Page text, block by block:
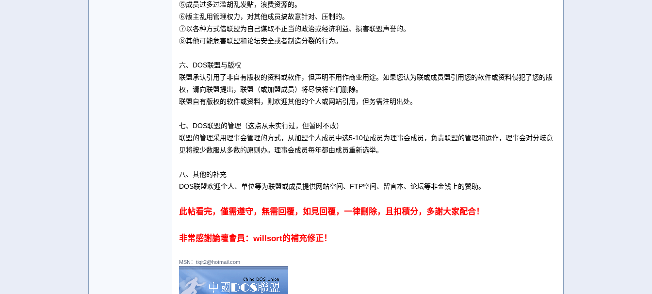
⑤成员过多过滥胡乱发贴，浪费资源的。
⑥版主乱用管理权力，对其他成员搞故意针对、压制的。
⑦以各种方式借联盟为自己谋取不正当的政治或经济利益、损害联盟声誉的。
⑧其他可能危害联盟和论坛安全或者制造分裂的行为。
六、DOS联盟与版权
联盟承认引用了非自有版权的资料或软件，但声明不用作商业用途。如果您认为联或成员盟引用您的软件或资料侵犯了您的版
权，请向联盟提出，联盟（或加盟成员）将尽快将它们删除。
联盟自有版权的软件或资料，则欢迎其他的个人或网站引用，但务需注明出处。
七、DOS联盟的管理（这点从未实行过，但暂时不改）
联盟的管理采用理事会管理的方式，从加盟个人成员中选5-10位成员为理事会成员，负责联盟的管理和运作，理事会对分岐意
见将按少数服从多数的原则办。理事会成员每年都由成员重新选举。
八、其他的补充
DOS联盟欢迎个人、单位等为联盟或成员提供网站空间、FTP空间、留言本、论坛等非金钱上的赞助。
此帖看完，僅需遵守，無需回覆，如見回覆，一律刪除，且扣積分，多謝大家配合！
非常感謝論壇會員：willsort的補充修正！
MSN：tiqit2@hotmail.com